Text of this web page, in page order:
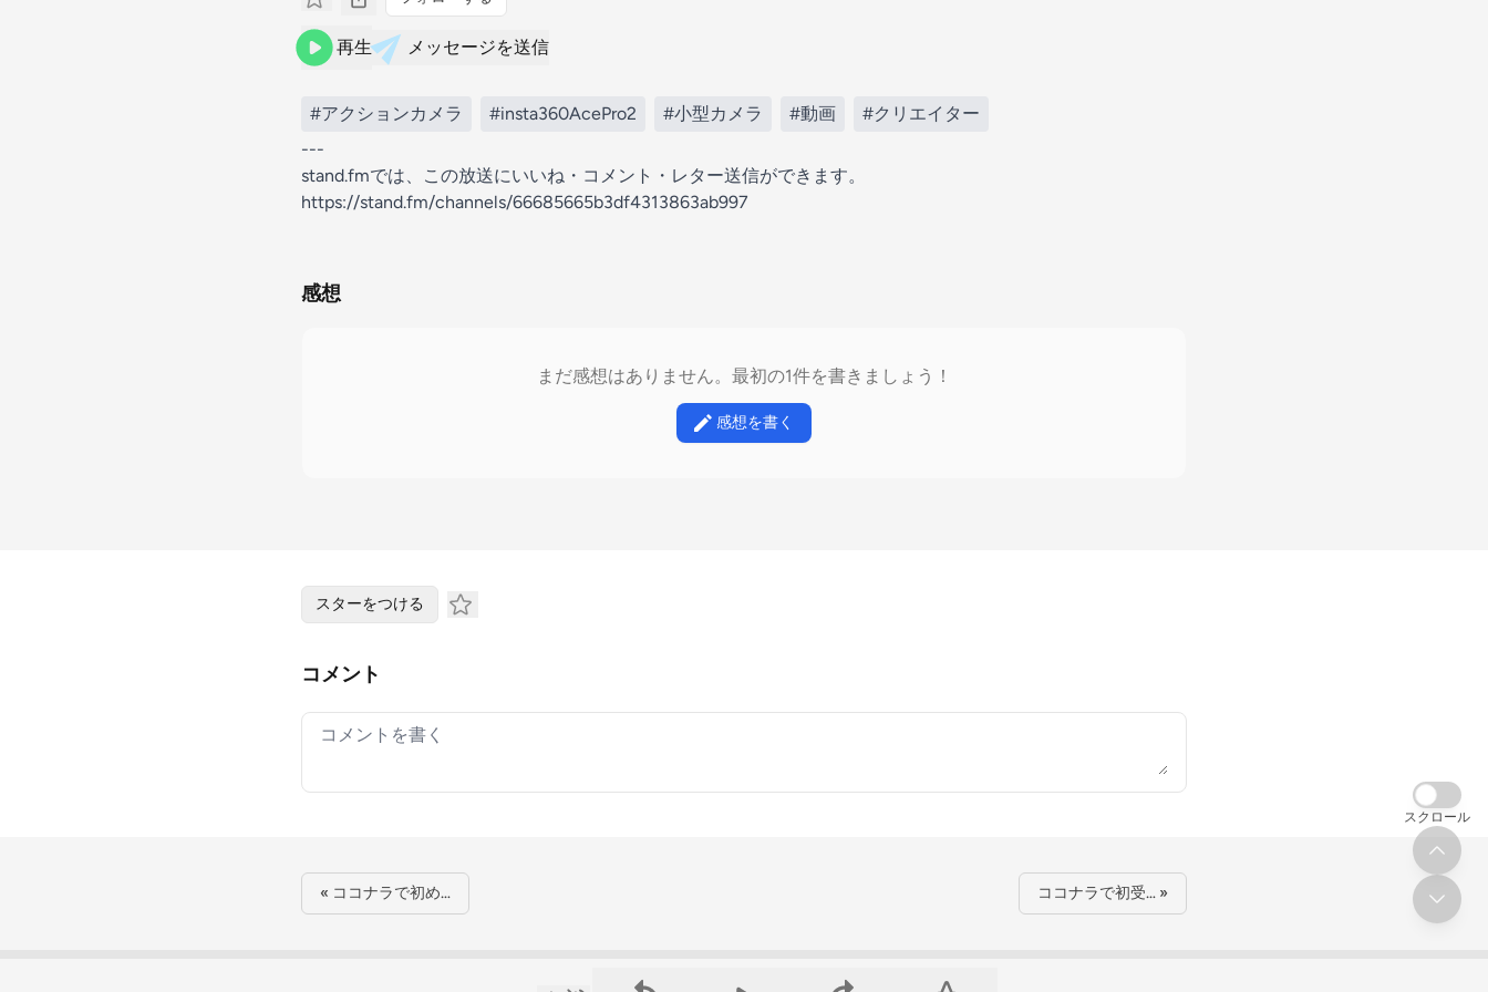
再生 メッセージを送信
#アクションカメラ #insta360AcePro2 #小型カメラ #動画
#クリエイター
---
stand.fmでは、この放送にいいね・コメント・レター送信ができます。
https://stand.fm/channels/66685665b3df4313863ab997
感想
まだ感想はありません。最初の1件を書きましょう！
感想を書く
スターをつける
コメント
Your comment
« ココナラで初め… ココナラで初受… »
スクロール